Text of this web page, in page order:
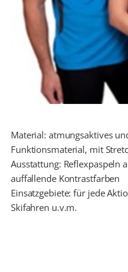
Material: atmungsaktives
Funktionsmaterial, mit
Ausstattung: Reflexpaspeln
auffallende Kontrastfarben
Einsatzgebiete: für jede
Skifahren u.v.m.